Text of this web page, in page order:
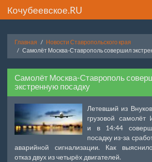
Кочубеевское.RU
Главная
Новости Ставропольского края
Самолёт Москва-Ставрополь совершил
Самолёт Москва-Ставрополь
экстренную посадку
Летевший из
грузовой самолёт
и в 14:44
посадку из-за
аварийной сигнализации. Как
отказ двух из четырёх двигателей.